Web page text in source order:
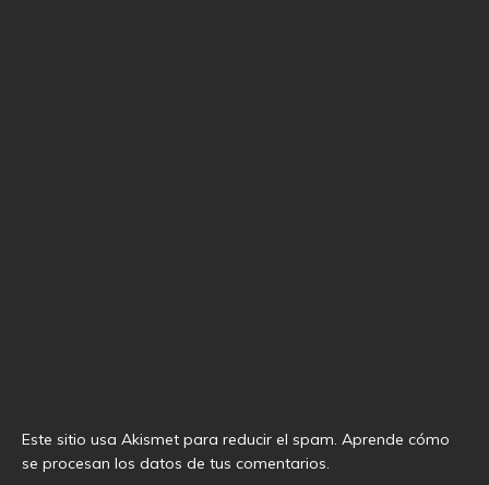
Este sitio usa Akismet para reducir el spam. Aprende cómo
se procesan los datos de tus comentarios.